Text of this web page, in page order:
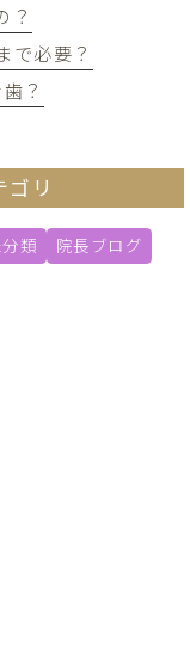
？
で必要？
？
ゴリ
類 院長ブログ